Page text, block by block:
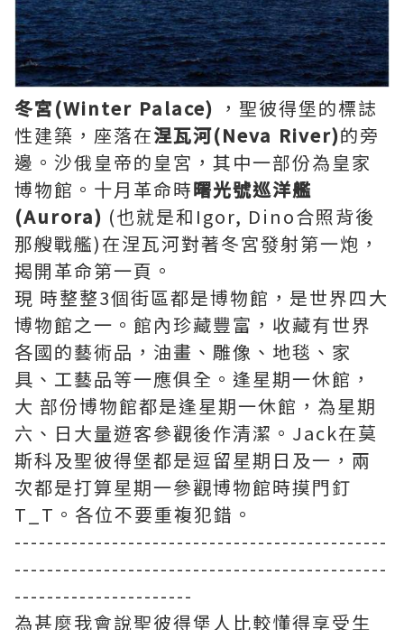
冬宮(Winter Palace) ，聖彼得堡的標誌
性建築，座落在涅瓦河(Neva River)的旁
邊。沙俄皇帝的皇宮，其中一部份為皇家
博物館。十月革命時曙光號巡洋艦
(Aurora) (也就是和Igor, Dino合照背後
那艘戰艦)在涅瓦河對著冬宮發射第一炮，
揭開革命第一頁。
現 時整整3個街區都是博物館，是世界四大
博物館之一。館內珍藏豐富，收藏有世界
各國的藝術品，油畫、雕像、地毯、家
具、工藝品等一應俱全。逢星期一休館，
大 部份博物館都是逢星期一休館，為星期
六、日大量遊客參觀後作清潔。Jack在莫
斯科及聖彼得堡都是逗留星期日及一，兩
次都是打算星期一參觀博物館時摸門釘
T_T。各位不要重複犯錯。
----------------------------------------------
----------------------------------------------
----------------------
為甚麼我會說聖彼得堡人比較懂得享受生